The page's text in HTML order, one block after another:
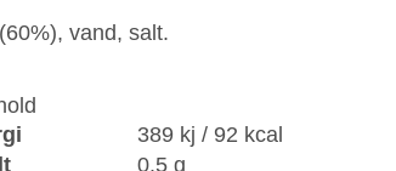
vand, salt.
389 kj / 92 kcal
0.5 g